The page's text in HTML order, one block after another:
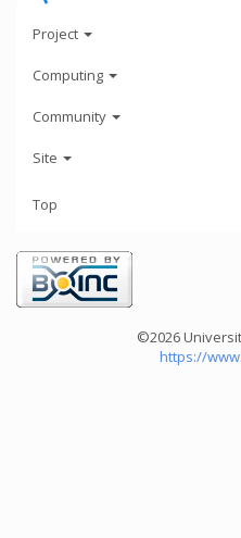
Project
Computing
Community
Site
Top
©2026
https://